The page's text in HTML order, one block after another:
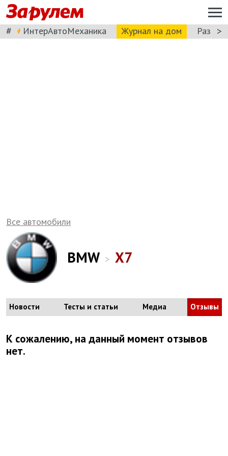
# ИнтерАвтоМеханика Журнал на дом >
Все автомобили
BMW > X7
Новости Тесты и статьи Медиа Отзывы
К сожалению, на данный момент отзывов
нет.